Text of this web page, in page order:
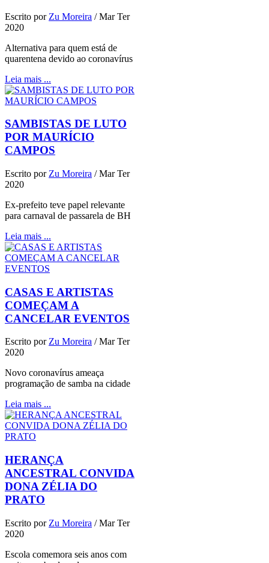
Escrito por Zu Moreira /Mar Ter
2020
Alternativa para quem está de
quarentena devido ao coronavírus
Leia mais ...
SAMBISTAS DE LUTO
POR MAURÍCIO
CAMPOS
Escrito por Zu Moreira /Mar Ter
2020
Ex-prefeito teve papel relevante
para carnaval de passarela de BH
Leia mais ...
CASAS E ARTISTAS
COMEÇAM A
CANCELAR EVENTOS
Escrito porZu Moreira /Mar Ter
2020
Novo coronavírus ameaça
programação de samba na cidade
Leia mais ...
HERANÇA
ANCESTRAL CONVIDA
DONA ZÉLIA DO
PRATO
Escrito por Zu Moreira /Mar Ter
2020
Escola comemora seis anos com